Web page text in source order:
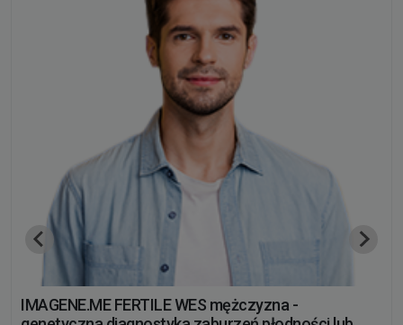
IMAGENE.ME FERTILE WES mężczyzna -